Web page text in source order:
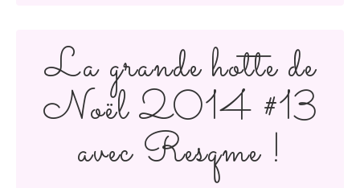
La grande hotte de
Noël 2014 #13
avec Resqme !